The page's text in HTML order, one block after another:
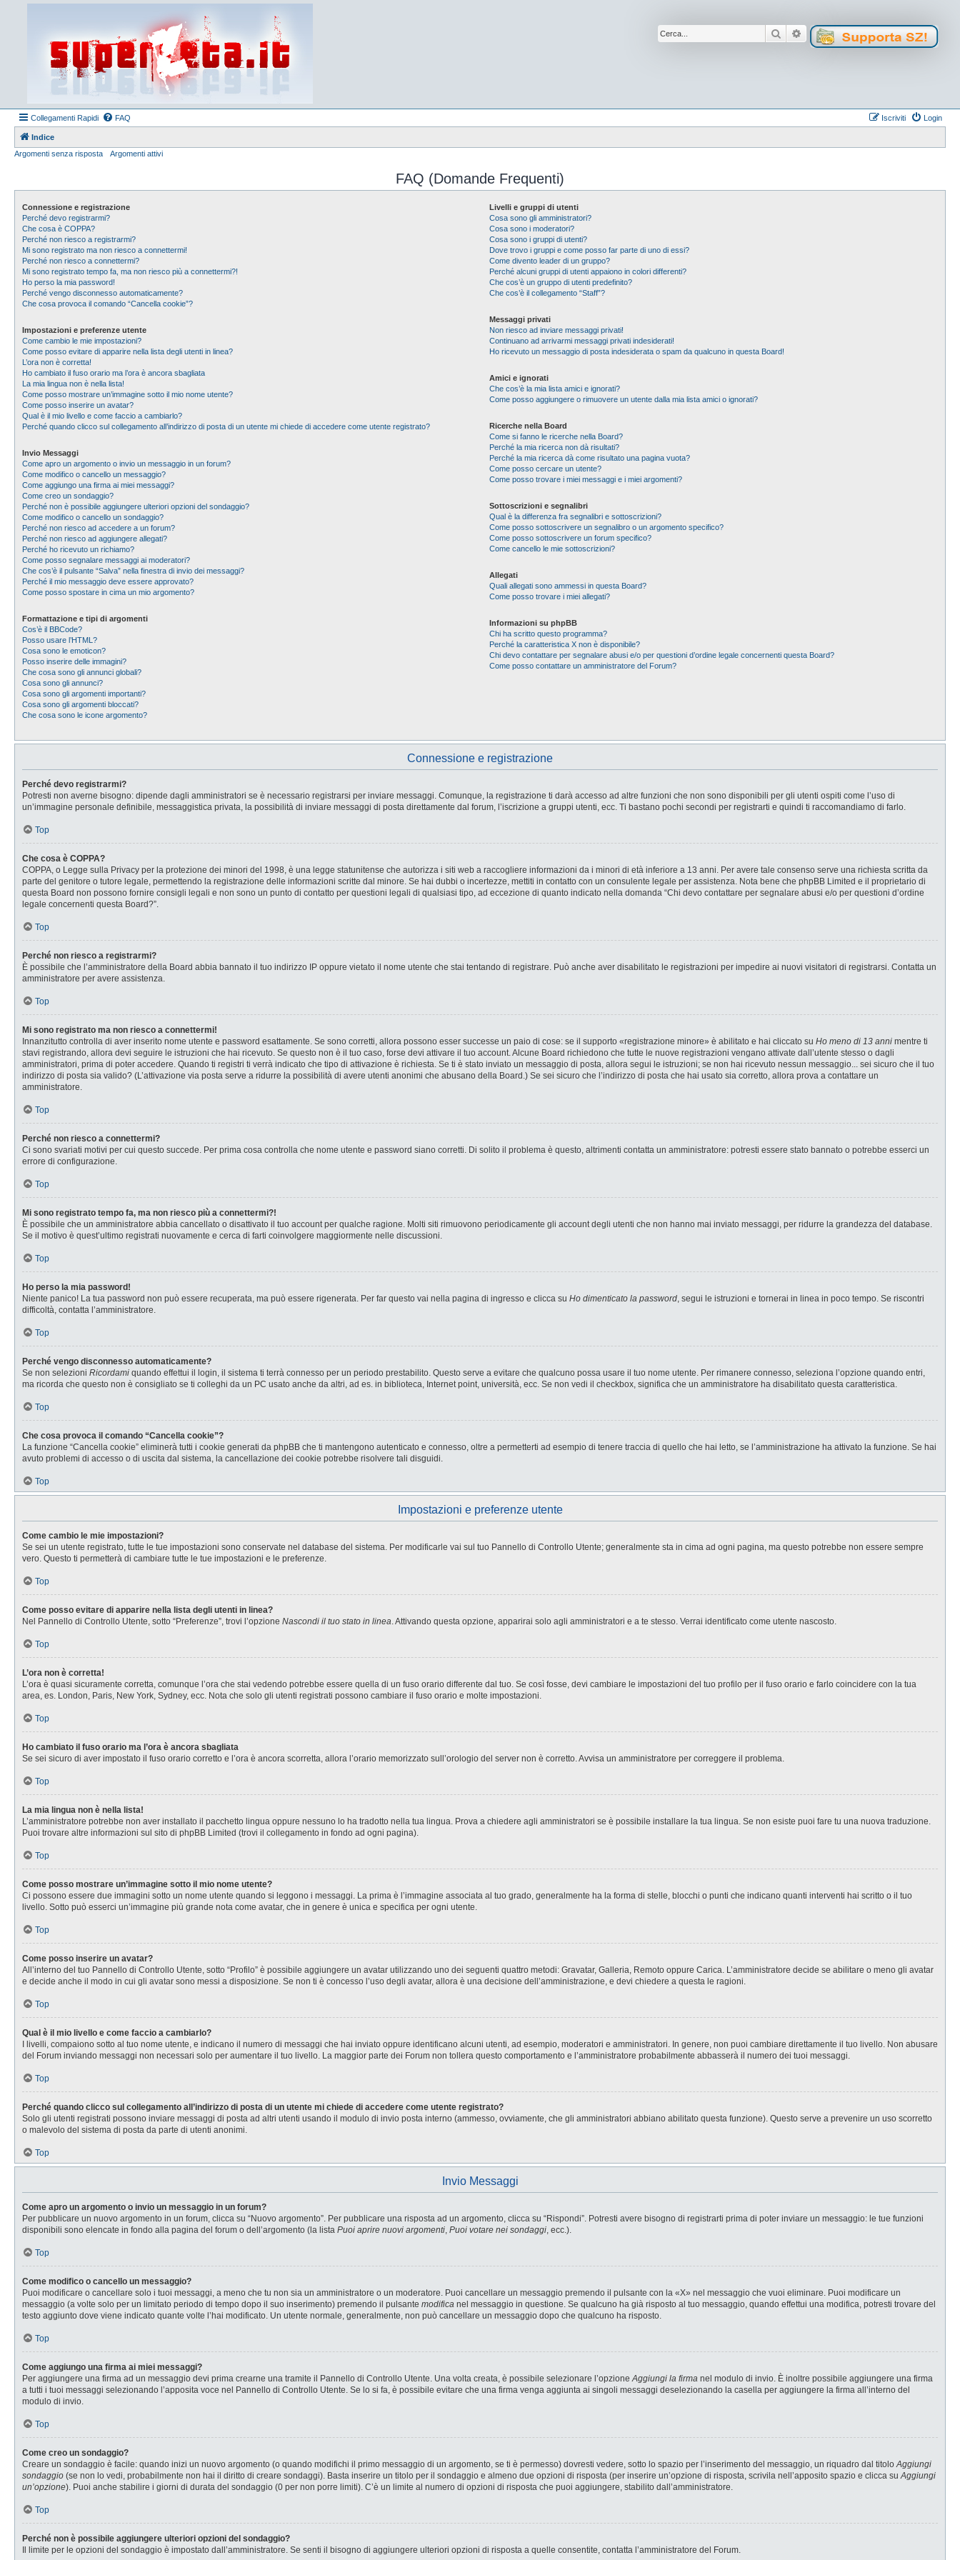
Cerca Ricerca avanzata
Collegamenti Rapidi FAQ Login
Iscriviti
Indice
Argomenti senza risposta
Argomenti attivi
FAQ (Domande Frequenti)
Connessione e registrazione
Perché devo registrarmi?
Che cosa è COPPA?
Perché non riesco a registrarmi?
Mi sono registrato ma non riesco a connettermi!
Perché non riesco a connettermi?
Mi sono registrato tempo fa, ma non riesco più a connettermi?!
Ho perso la mia password!
Perché vengo disconnesso automaticamente?
Che cosa provoca il comando “Cancella cookie”?
Impostazioni e preferenze utente
Come cambio le mie impostazioni?
Come posso evitare di apparire nella lista degli utenti in linea?
L’ora non è corretta!
Ho cambiato il fuso orario ma l’ora è ancora sbagliata
La mia lingua non è nella lista!
Come posso mostrare un’immagine sotto il mio nome utente?
Come posso inserire un avatar?
Qual è il mio livello e come faccio a cambiarlo?
Perché quando clicco sul collegamento all’indirizzo di posta di un utente mi chiede di accedere come utente registrato?
Invio Messaggi
Come apro un argomento o invio un messaggio in un forum?
Come modifico o cancello un messaggio?
Come aggiungo una firma ai miei messaggi?
Come creo un sondaggio?
Perché non è possibile aggiungere ulteriori opzioni del sondaggio?
Come modifico o cancello un sondaggio?
Perché non riesco ad accedere a un forum?
Perché non riesco ad aggiungere allegati?
Perché ho ricevuto un richiamo?
Come posso segnalare messaggi ai moderatori?
Che cos’è il pulsante “Salva” nella finestra di invio dei messaggi?
Perché il mio messaggio deve essere approvato?
Come posso spostare in cima un mio argomento?
Formattazione e tipi di argomenti
Cos’è il BBCode?
Posso usare l’HTML?
Cosa sono le emoticon?
Posso inserire delle immagini?
Che cosa sono gli annunci globali?
Cosa sono gli annunci?
Cosa sono gli argomenti importanti?
Cosa sono gli argomenti bloccati?
Che cosa sono le icone argomento?
Livelli e gruppi di utenti
Cosa sono gli amministratori?
Cosa sono i moderatori?
Cosa sono i gruppi di utenti?
Dove trovo i gruppi e come posso far parte di uno di essi?
Come divento leader di un gruppo?
Perché alcuni gruppi di utenti appaiono in colori differenti?
Che cos’è un gruppo di utenti predefinito?
Che cos’è il collegamento “Staff”?
Messaggi privati
Non riesco ad inviare messaggi privati!
Continuano ad arrivarmi messaggi privati indesiderati!
Ho ricevuto un messaggio di posta indesiderata o spam da qualcuno in questa Board!
Amici e ignorati
Che cos’è la mia lista amici e ignorati?
Come posso aggiungere o rimuovere un utente dalla mia lista amici o ignorati?
Ricerche nella Board
Come si fanno le ricerche nella Board?
Perché la mia ricerca non dà risultati?
Perché la mia ricerca dà come risultato una pagina vuota?
Come posso cercare un utente?
Come posso trovare i miei messaggi e i miei argomenti?
Sottoscrizioni e segnalibri
Qual è la differenza fra segnalibri e sottoscrizioni?
Come posso sottoscrivere un segnalibro o un argomento specifico?
Come posso sottoscrivere un forum specifico?
Come cancello le mie sottoscrizioni?
Allegati
Quali allegati sono ammessi in questa Board?
Come posso trovare i miei allegati?
Informazioni su phpBB
Chi ha scritto questo programma?
Perché la caratteristica X non è disponibile?
Chi devo contattare per segnalare abusi e/o per questioni d’ordine legale concernenti questa Board?
Come posso contattare un amministratore del Forum?
Connessione e registrazione
Perché devo registrarmi?
Potresti non averne bisogno: dipende dagli amministratori se è necessario registrarsi per inviare messaggi. Comunque, la registrazione ti darà accesso ad altre funzioni che non sono disponibili per gli utenti ospiti come l’uso di
un’immagine personale definibile, messaggistica privata, la possibilità di inviare messaggi di posta direttamente dal forum, l’iscrizione a gruppi utenti, ecc. Ti bastano pochi secondi per registrarti e quindi ti raccomandiamo di farlo.
Top
Che cosa è COPPA?
COPPA, o Legge sulla Privacy per la protezione dei minori del 1998, è una legge statunitense che autorizza i siti web a raccogliere informazioni da i minori di età inferiore a 13 anni. Per avere tale consenso serve una richiesta scritta da
parte del genitore o tutore legale, permettendo la registrazione delle informazioni scritte dal minore. Se hai dubbi o incertezze, mettiti in contatto con un consulente legale per assistenza. Nota bene che phpBB Limited e il proprietario di
questa Board non possono fornire consigli legali e non sono un punto di contatto per questioni legali di qualsiasi tipo, ad eccezione di quanto indicato nella domanda “Chi devo contattare per segnalare abusi e/o per questioni d’ordine
legale concernenti questa Board?”.
Top
Perché non riesco a registrarmi?
È possibile che l’amministratore della Board abbia bannato il tuo indirizzo IP oppure vietato il nome utente che stai tentando di registrare. Può anche aver disabilitato le registrazioni per impedire ai nuovi visitatori di registrarsi. Contatta un
amministratore per avere assistenza.
Top
Mi sono registrato ma non riesco a connettermi!
Innanzitutto controlla di aver inserito nome utente e password esattamente. Se sono corretti, allora possono esser successe un paio di cose: se il supporto «registrazione minore» è abilitato e hai cliccato su Ho meno di 13 anni mentre ti
stavi registrando, allora devi seguire le istruzioni che hai ricevuto. Se questo non è il tuo caso, forse devi attivare il tuo account. Alcune Board richiedono che tutte le nuove registrazioni vengano attivate dall’utente stesso o dagli
amministratori, prima di poter accedere. Quando ti registri ti verrà indicato che tipo di attivazione è richiesta. Se ti è stato inviato un messaggio di posta, allora segui le istruzioni; se non hai ricevuto nessun messaggio... sei sicuro che il tuo
indirizzo di posta sia valido? (L’attivazione via posta serve a ridurre la possibilità di avere utenti anonimi che abusano della Board.) Se sei sicuro che l’indirizzo di posta che hai usato sia corretto, allora prova a contattare un
amministratore.
Top
Perché non riesco a connettermi?
Ci sono svariati motivi per cui questo succede. Per prima cosa controlla che nome utente e password siano corretti. Di solito il problema è questo, altrimenti contatta un amministratore: potresti essere stato bannato o potrebbe esserci un
errore di configurazione.
Top
Mi sono registrato tempo fa, ma non riesco più a connettermi?!
È possibile che un amministratore abbia cancellato o disattivato il tuo account per qualche ragione. Molti siti rimuovono periodicamente gli account degli utenti che non hanno mai inviato messaggi, per ridurre la grandezza del database.
Se il motivo è quest’ultimo registrati nuovamente e cerca di farti coinvolgere maggiormente nelle discussioni.
Top
Ho perso la mia password!
Niente panico! La tua password non può essere recuperata, ma può essere rigenerata. Per far questo vai nella pagina di ingresso e clicca su Ho dimenticato la password, segui le istruzioni e tornerai in linea in poco tempo. Se riscontri
difficoltà, contatta l’amministratore.
Top
Perché vengo disconnesso automaticamente?
Se non selezioni Ricordami quando effettui il login, il sistema ti terrà connesso per un periodo prestabilito. Questo serve a evitare che qualcuno possa usare il tuo nome utente. Per rimanere connesso, seleziona l’opzione quando entri,
ma ricorda che questo non è consigliato se ti colleghi da un PC usato anche da altri, ad es. in biblioteca, Internet point, università, ecc. Se non vedi il checkbox, significa che un amministratore ha disabilitato questa caratteristica.
Top
Che cosa provoca il comando “Cancella cookie”?
La funzione “Cancella cookie” eliminerà tutti i cookie generati da phpBB che ti mantengono autenticato e connesso, oltre a permetterti ad esempio di tenere traccia di quello che hai letto, se l’amministrazione ha attivato la funzione. Se hai
avuto problemi di accesso o di uscita dal sistema, la cancellazione dei cookie potrebbe risolvere tali disguidi.
Top
Impostazioni e preferenze utente
Come cambio le mie impostazioni?
Se sei un utente registrato, tutte le tue impostazioni sono conservate nel database del sistema. Per modificarle vai sul tuo Pannello di Controllo Utente; generalmente sta in cima ad ogni pagina, ma questo potrebbe non essere sempre
vero. Questo ti permetterà di cambiare tutte le tue impostazioni e le preferenze.
Top
Come posso evitare di apparire nella lista degli utenti in linea?
Nel Pannello di Controllo Utente, sotto “Preferenze”, trovi l’opzione Nascondi il tuo stato in linea. Attivando questa opzione, apparirai solo agli amministratori e a te stesso. Verrai identificato come utente nascosto.
Top
L’ora non è corretta!
L’ora è quasi sicuramente corretta, comunque l’ora che stai vedendo potrebbe essere quella di un fuso orario differente dal tuo. Se così fosse, devi cambiare le impostazioni del tuo profilo per il fuso orario e farlo coincidere con la tua
area, es. London, Paris, New York, Sydney, ecc. Nota che solo gli utenti registrati possono cambiare il fuso orario e molte impostazioni.
Top
Ho cambiato il fuso orario ma l’ora è ancora sbagliata
Se sei sicuro di aver impostato il fuso orario corretto e l’ora è ancora scorretta, allora l’orario memorizzato sull’orologio del server non è corretto. Avvisa un amministratore per correggere il problema.
Top
La mia lingua non è nella lista!
L’amministratore potrebbe non aver installato il pacchetto lingua oppure nessuno lo ha tradotto nella tua lingua. Prova a chiedere agli amministratori se è possibile installare la tua lingua. Se non esiste puoi fare tu una nuova traduzione.
Puoi trovare altre informazioni sul sito di phpBB Limited (trovi il collegamento in fondo ad ogni pagina).
Top
Come posso mostrare un’immagine sotto il mio nome utente?
Ci possono essere due immagini sotto un nome utente quando si leggono i messaggi. La prima è l’immagine associata al tuo grado, generalmente ha la forma di stelle, blocchi o punti che indicano quanti interventi hai scritto o il tuo
livello. Sotto può esserci un’immagine più grande nota come avatar, che in genere è unica e specifica per ogni utente.
Top
Come posso inserire un avatar?
All’interno del tuo Pannello di Controllo Utente, sotto “Profilo” è possibile aggiungere un avatar utilizzando uno dei seguenti quattro metodi: Gravatar, Galleria, Remoto oppure Carica. L’amministratore decide se abilitare o meno gli avatar
e decide anche il modo in cui gli avatar sono messi a disposizione. Se non ti è concesso l’uso degli avatar, allora è una decisione dell’amministrazione, e devi chiedere a questa le ragioni.
Top
Qual è il mio livello e come faccio a cambiarlo?
I livelli, compaiono sotto al tuo nome utente, e indicano il numero di messaggi che hai inviato oppure identificano alcuni utenti, ad esempio, moderatori e amministratori. In genere, non puoi cambiare direttamente il tuo livello. Non abusare
del Forum inviando messaggi non necessari solo per aumentare il tuo livello. La maggior parte dei Forum non tollera questo comportamento e l’amministratore probabilmente abbasserà il numero dei tuoi messaggi.
Top
Perché quando clicco sul collegamento all’indirizzo di posta di un utente mi chiede di accedere come utente registrato?
Solo gli utenti registrati possono inviare messaggi di posta ad altri utenti usando il modulo di invio posta interno (ammesso, ovviamente, che gli amministratori abbiano abilitato questa funzione). Questo serve a prevenire un uso scorretto
o malevolo del sistema di posta da parte di utenti anonimi.
Top
Invio Messaggi
Come apro un argomento o invio un messaggio in un forum?
Per pubblicare un nuovo argomento in un forum, clicca su “Nuovo argomento”. Per pubblicare una risposta ad un argomento, clicca su “Rispondi”. Potresti avere bisogno di registrarti prima di poter inviare un messaggio: le tue funzioni
disponibili sono elencate in fondo alla pagina del forum o dell’argomento (la lista Puoi aprire nuovi argomenti, Puoi votare nei sondaggi, ecc.).
Top
Come modifico o cancello un messaggio?
Puoi modificare o cancellare solo i tuoi messaggi, a meno che tu non sia un amministratore o un moderatore. Puoi cancellare un messaggio premendo il pulsante con la «X» nel messaggio che vuoi eliminare. Puoi modificare un
messaggio (a volte solo per un limitato periodo di tempo dopo il suo inserimento) premendo il pulsante modifica nel messaggio in questione. Se qualcuno ha già risposto al tuo messaggio, quando effettui una modifica, potresti trovare del
testo aggiunto dove viene indicato quante volte l’hai modificato. Un utente normale, generalmente, non può cancellare un messaggio dopo che qualcuno ha risposto.
Top
Come aggiungo una firma ai miei messaggi?
Per aggiungere una firma ad un messaggio devi prima crearne una tramite il Pannello di Controllo Utente. Una volta creata, è possibile selezionare l’opzioneAggiungi la firma nel modulo di invio. È inoltre possibile aggiungere una firma
a tutti i tuoi messaggi selezionando l’apposita voce nel Pannello di Controllo Utente. Se lo si fa, è possibile evitare che una firma venga aggiunta ai singoli messaggi deselezionando la casella per aggiungere la firma all’interno del
modulo di invio.
Top
Come creo un sondaggio?
Creare un sondaggio è facile: quando inizi un nuovo argomento (o quando modifichi il primo messaggio di un argomento, se ti è permesso) dovresti vedere, sotto lo spazio per l’inserimento del messaggio, un riquadro dal titoloAggiungi
sondaggio (se non lo vedi, probabilmente non hai il diritto di creare sondaggi). Basta inserire un titolo per il sondaggio e almeno due opzioni di risposta (per inserire un’opzione di risposta, scrivila nell’apposito spazio e clicca suAggiungi
un’opzione). Puoi anche stabilire i giorni di durata del sondaggio (0 per non porre limiti). C’è un limite al numero di opzioni di risposta che puoi aggiungere, stabilito dall’amministratore.
Top
Perché non è possibile aggiungere ulteriori opzioni del sondaggio?
Il limite per le opzioni del sondaggio è impostato dall’amministratore. Se senti il bisogno di aggiungere ulteriori opzioni di risposta a quelle consentite, contatta l’amministratore del Forum.